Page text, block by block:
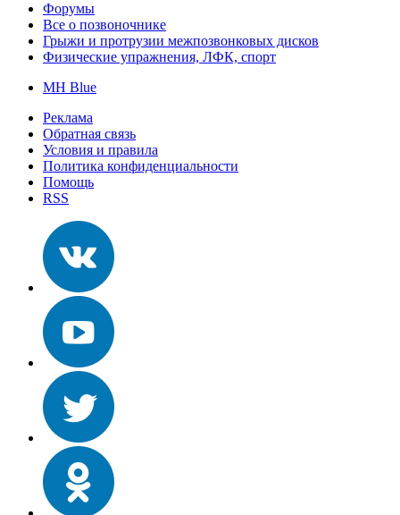
Форумы
Все о позвоночнике
Грыжи и протрузии межпозвонковых дисков
Физические упражнения, ЛФК, спорт
MH Blue
Реклама
Обратная связь
Условия и правила
Политика конфиденциальности
Помощь
RSS